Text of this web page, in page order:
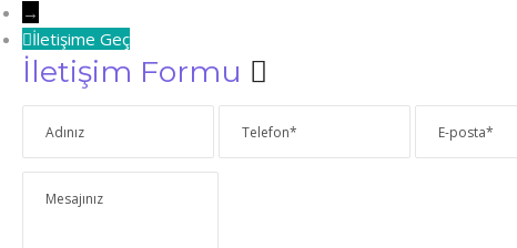
→
İletişime Geç
İletişim Formu